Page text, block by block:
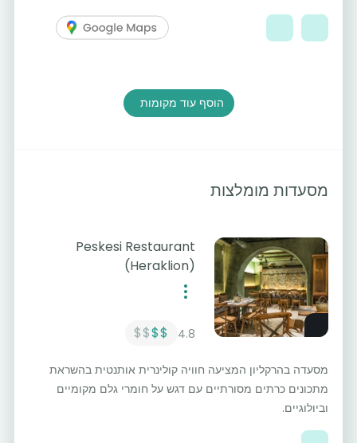
הוסף עוד מקומות
מסעדות מומלצות
Peskesi Restaurant
(Heraklion)
4.8
$$
$$
מסעדה בהרקליון המציעה חוויה קולינרית אותנטית בהשראת
מתכונים כרתים מסורתיים עם דגש על חומרי גלם מקומיים
וביולוגיים.